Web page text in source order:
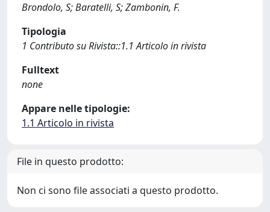
Brondolo, S; Baratelli, S; Zambonin, F.
Tipologia
1 Contributo su Rivista::1.1 Articolo in rivista
Fulltext
none
Appare nelle tipologie:
1.1 Articolo in rivista
File in questo prodotto:
Non ci sono file associati a questo prodotto.